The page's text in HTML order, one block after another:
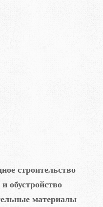
строительство
обустройство
материалы